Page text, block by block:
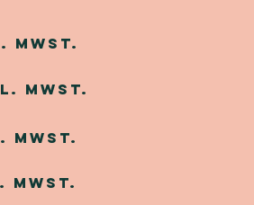
MwSt.
MwSt.
MwSt.
MwSt.